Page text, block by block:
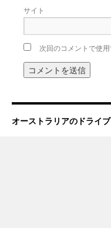
サイト
次回のコメントで使
オーストラリアのドライ